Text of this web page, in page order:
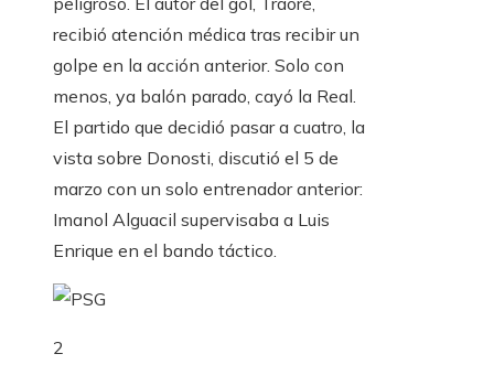
recibió atención médica tras recibir un
golpe en la acción anterior. Solo con
menos, ya balón parado, cayó la Real.
El partido que decidió pasar a cuatro, la
vista sobre Donosti, discutió el 5 de
marzo con un solo entrenador anterior:
Imanol Alguacil supervisaba a Luis
Enrique en el bando táctico.
2